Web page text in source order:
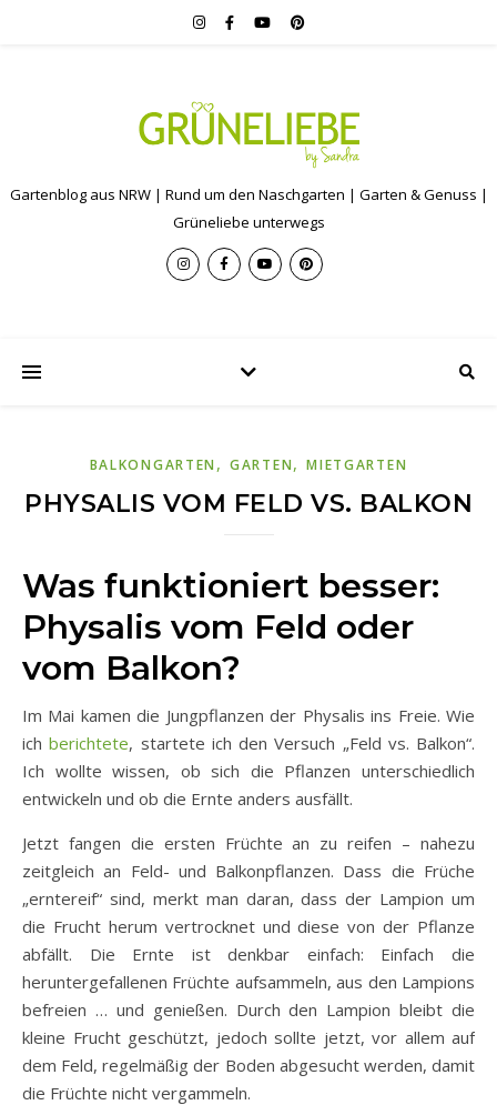
Gartenblog aus NRW | Rund um den Naschgarten | Garten & Genuss |
Grüneliebe unterwegs
BALKONGARTEN ,GARTEN,MIETGARTEN
PHYSALIS VOM FELD VS. BALKON
Was funktioniert besser:
Physalis vom Feld oder
vom Balkon?
Im Mai kamen die Jungpflanzen der Physalis ins Freie. Wie
ichberichtete, startete ich den Versuch „Feld vs. Balkon“.
Ich wollte wissen, ob sich die Pflanzen unterschiedlich
entwickeln und ob die Ernte anders ausfällt.
Jetzt fangen die ersten Früchte an zu reifen – nahezu
zeitgleich an Feld- und Balkonpflanzen. Dass die Früche
„erntereif“ sind, merkt man daran, dass der Lampion um
die Frucht herum vertrocknet und diese von der Pflanze
abfällt. Die Ernte ist denkbar einfach: Einfach die
heruntergefallenen Früchte aufsammeln, aus den Lampions
befreien … und genießen. Durch den Lampion bleibt die
kleine Frucht geschützt, jedoch sollte jetzt, vor allem auf
dem Feld, regelmäßig der Boden abgesucht werden, damit
die Früchte nicht vergammeln.